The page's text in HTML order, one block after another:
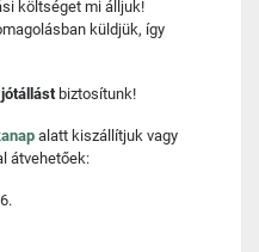
költséget mi álljuk!
küldjük, így
biztosítunk!
alatt kiszállítjuk vagy
átvehetőek: